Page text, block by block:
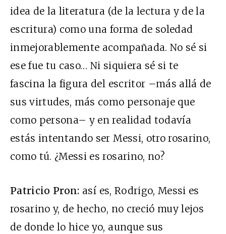
idea de la literatura (de la lectura y de la
escritura) como una forma de soledad
inmejorablemente acompañada. No sé si
ese fue tu caso… Ni siquiera sé si te
fascina la figura del escritor –más allá de
sus virtudes, más como personaje que
como persona– y en realidad todavía
estás intentando ser Messi, otro rosarino,
como tú. ¿Messi es rosarino, no?
Patricio Pron: así es, Rodrigo, Messi es
rosarino y, de hecho, no creció muy lejos
de donde lo hice yo, aunque sus